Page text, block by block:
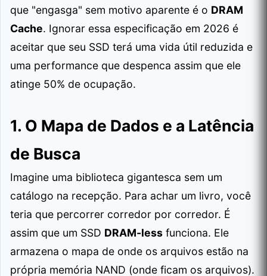
que "engasga" sem motivo aparente é o DRAM
Cache. Ignorar essa especificação em 2026 é
aceitar que seu SSD terá uma vida útil reduzida e
uma performance que despenca assim que ele
atinge 50% de ocupação.
1. O Mapa de Dados e a Latência
de Busca
Imagine uma biblioteca gigantesca sem um
catálogo na recepção. Para achar um livro, você
teria que percorrer corredor por corredor. É
assim que um SSD DRAM-less funciona. Ele
armazena o mapa de onde os arquivos estão na
própria memória NAND (onde ficam os arquivos).